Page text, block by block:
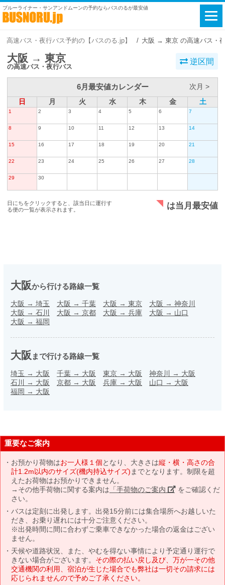
ブルーライナー・サンアンドムーンの予約ならバスのるが最安値
高速バス・夜行バス予約の【バスのる.jp】 大阪 → 東京 の高速バス・
大阪 → 東京
の高速バス・夜行バス
逆区間
6月最安値カレンダー
次月 >
日
月 火 水 木 金 土
1 2 3 4 5 6 7
8 9 10 11 12 13 14
15 16 17 18 19 20 21
22 23 24 25 26 27 28
29 30
日にちをクリックすると、該当日に運行す
る便の一覧が表示されます。
は当月最安値
大阪から行ける路線一覧
大阪 → 埼玉 大阪 → 千葉 大阪 → 東京 大阪 → 神奈川
大阪 → 石川 大阪 → 京都 大阪 → 兵庫 大阪 → 山口
大阪 → 福岡
大阪 まで行ける路線一覧
埼玉 → 大阪 千葉 → 大阪 東京 → 大阪 神奈川 → 大阪
石川 → 大阪 京都 → 大阪 兵庫 → 大阪 山口 → 大阪
福岡 → 大阪
重要なご案内
お預かり荷物はお一人様１個となり、大きさは縦・横・高さの合
計1.2m以内のサイズ(機内持込サイズ) までとなります。制限を超
えたお荷物はお預かりできません。
→その他手荷物に関する案内は 「手荷物のご案内」 をご確認くだ
さい。
バスは定刻に出発します。出発15分前には集合場所へお越しいた
だき、お乗り遅れには十分ご注意ください。
※出発時間に間に合わずご乗車できなかった場合の返金はござい
ません。
天候や道路状況、また、やむを得ない事情により予定通り運行で
きない場合がございます。 その際の払い戻し及び、万が一その他
交通機関の利用、宿泊が生じた場合でも弊社は一切その請求には
応じられませんので予めご了承ください。